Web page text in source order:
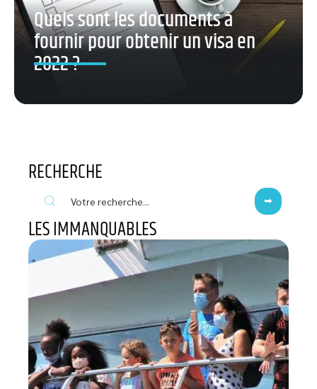
Quels sont les documents à
fournir pour obtenir un visa en
2022 ?
RECHERCHE
LES IMMANQUABLES